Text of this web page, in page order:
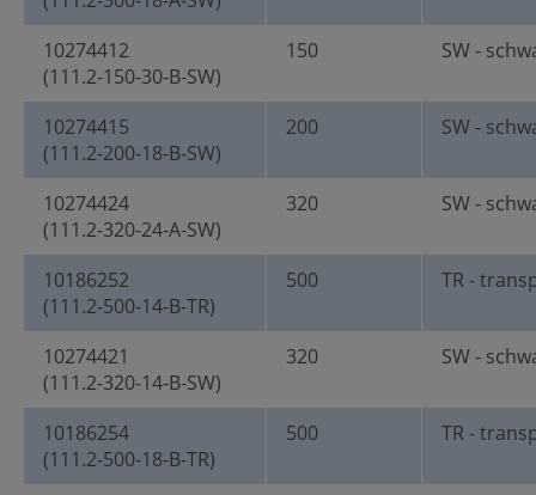
10274412
(111.2-150-30-B-SW)
150 SW -
10274415
(111.2-200-18-B-SW)
200 SW -
10274424
(111.2-320-24-A-SW)
320 SW -
10186252
(111.2-500-14-B-TR)
500 TR -
10274421
(111.2-320-14-B-SW)
320 SW -
10186254
(111.2-500-18-B-TR)
500 TR -